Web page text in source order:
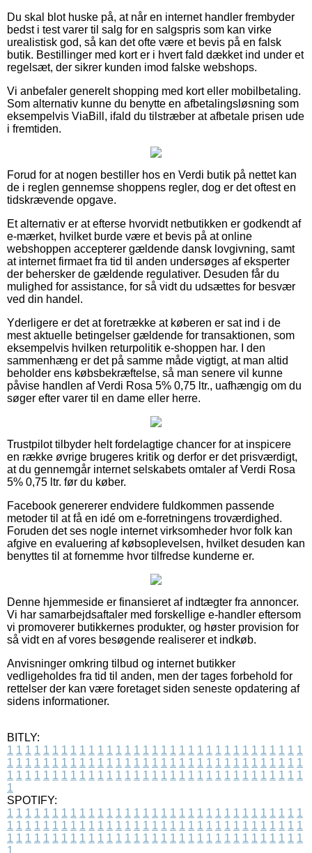
Du skal blot huske på, at når en internet handler frembyder
bedst i test varer til salg for en salgspris som kan virke
urealistisk god, så kan det ofte være et bevis på en falsk
butik. Bestillinger med kort er i hvert fald dækket ind under et
regelsæt, der sikrer kunden imod falske webshops.
Vi anbefaler generelt shopping med kort eller mobilbetaling.
Som alternativ kunne du benytte en afbetalingsløsning som
eksempelvis ViaBill, ifald du tilstræber at afbetale prisen ude
i fremtiden.
Forud for at nogen bestiller hos en Verdi butik på nettet kan
de i reglen gennemse shoppens regler, dog er det oftest en
tidskrævende opgave.
Et alternativ er at efterse hvorvidt netbutikken er godkendt af
e-mærket, hvilket burde være et bevis på at online
webshoppen accepterer gældende dansk lovgivning, samt
at internet firmaet fra tid til anden undersøges af eksperter
der behersker de gældende regulativer. Desuden får du
mulighed for assistance, for så vidt du udsættes for besvær
ved din handel.
Yderligere er det at foretrække at køberen er sat ind i de
mest aktuelle betingelser gældende for transaktionen, som
eksempelvis hvilken returpolitik e-shoppen har. I den
sammenhæng er det på samme måde vigtigt, at man altid
beholder ens købsbekræftelse, så man senere vil kunne
påvise handlen af Verdi Rosa 5% 0,75 ltr., uafhængig om du
søger efter varer til en dame eller herre.
Trustpilot tilbyder helt fordelagtige chancer for at inspicere
en række øvrige brugeres kritik og derfor er det prisværdigt,
at du gennemgår internet selskabets omtaler af Verdi Rosa
5% 0,75 ltr. før du køber.
Facebook genererer endvidere fuldkommen passende
metoder til at få en idé om e-forretningens troværdighed.
Foruden det ses nogle internet virksomheder hvor folk kan
afgive en evaluering af købsoplevelsen, hvilket desuden kan
benyttes til at fornemme hvor tilfredse kunderne er.
Denne hjemmeside er finansieret af indtægter fra annoncer.
Vi har samarbejdsaftaler med forskellige e-handler eftersom
vi promoverer butikkernes produkter, og høster provision for
så vidt en af vores besøgende realiserer et indkøb.
Anvisninger omkring tilbud og internet butikker
vedligeholdes fra tid til anden, men der tages forbehold for
rettelser der kan være foretaget siden seneste opdatering af
sidens informationer.
BITLY:
1 1 1 1 1 1 1 1 1 1 1 1 1 1 1 1 1 1 1 1 1 1 1 1 1 1 1 1 1 1 1 1 1
1 1 1 1 1 1 1 1 1 1 1 1 1 1 1 1 1 1 1 1 1 1 1 1 1 1 1 1 1 1 1 1 1
1 1 1 1 1 1 1 1 1 1 1 1 1 1 1 1 1 1 1 1 1 1 1 1 1 1 1 1 1 1 1 1 1
1
SPOTIFY:
1 1 1 1 1 1 1 1 1 1 1 1 1 1 1 1 1 1 1 1 1 1 1 1 1 1 1 1 1 1 1 1 1
1 1 1 1 1 1 1 1 1 1 1 1 1 1 1 1 1 1 1 1 1 1 1 1 1 1 1 1 1 1 1 1 1
1 1 1 1 1 1 1 1 1 1 1 1 1 1 1 1 1 1 1 1 1 1 1 1 1 1 1 1 1 1 1 1 1
1